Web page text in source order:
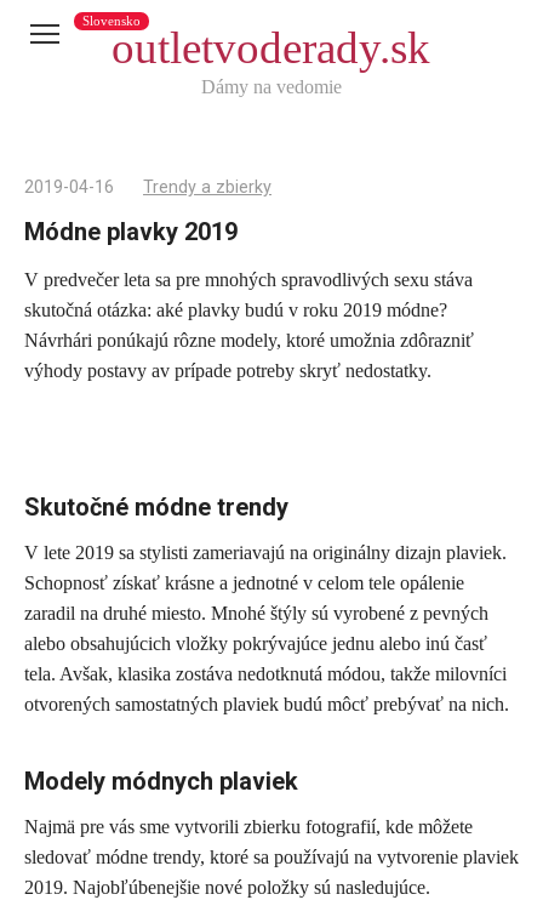
outletvoderady.sk
Slovensko
Dámy na vedomie
2019-04-16 Trendy a zbierky
Módne plavky 2019
V predvečer leta sa pre mnohých spravodlivých sexu stáva
skutočná otázka: aké plavky budú v roku 2019 módne?
Návrhári ponúkajú rôzne modely, ktoré umožnia zdôrazniť
výhody postavy av prípade potreby skryť nedostatky.
Skutočné módne trendy
V lete 2019 sa stylisti zameriavajú na originálny dizajn plaviek.
Schopnosť získať krásne a jednotné v celom tele opálenie
zaradil na druhé miesto. Mnohé štýly sú vyrobené z pevných
alebo obsahujúcich vložky pokrývajúce jednu alebo inú časť
tela. Avšak, klasika zostáva nedotknutá módou, takže milovníci
otvorených samostatných plaviek budú môcť prebývať na nich.
Modely módnych plaviek
Najmä pre vás sme vytvorili zbierku fotografií, kde môžete
sledovať módne trendy, ktoré sa používajú na vytvorenie plaviek
2019. Najobľúbenejšie nové položky sú nasledujúce.
Telegram
reddit
Skype